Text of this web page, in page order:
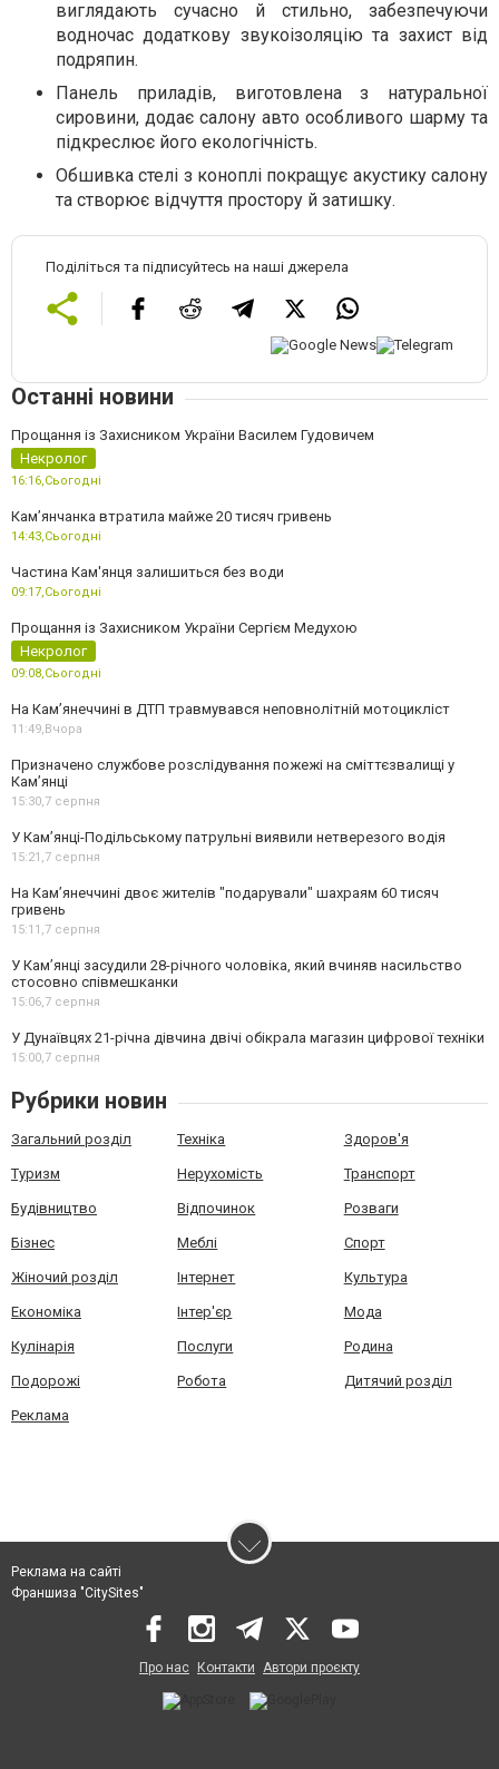
виглядають сучасно й стильно, забезпечуючи
водночас додаткову звукоізоляцію та захист від
подряпин.
Панель приладів, виготовлена з натуральної
сировини, додає салону авто особливого шарму та
підкреслює його екологічність.
Обшивка стелі з коноплі покращує акустику салону
та створює відчуття простору й затишку.
Поділіться та підписуйтесь на наші джерела
Останні новини
Прощання із Захисником України Василем Гудовичем
Некролог
16:16,Сьогодні
Камʼянчанка втратила майже 20 тисяч гривень
14:43,Сьогодні
Частина Кам'янця залишиться без води
09:17,Сьогодні
Прощання із Захисником України Сергієм Медухою
Некролог
09:08,Сьогодні
На Кам’янеччині в ДТП травмувався неповнолітній мотоцикліст
11:49, Вчора
Призначено службове розслідування пожежі на сміттєзвалищі у
Кам’янці
15:30,7 серпня
У Кам’янці-Подільському патрульні виявили нетверезого водія
15:21,7 серпня
На Камʼянеччині двоє жителів "подарували" шахраям 60 тисяч
гривень
15:11,7 серпня
У Камʼянці засудили 28-річного чоловіка, який вчиняв насильство
стосовно співмешканки
15:06,7 серпня
У Дунаївцях 21-річна дівчина двічі обікрала магазин цифрової техніки
15:00,7 серпня
Рубрики новин
Загальний розділ Техніка Здоров'я
Туризм Нерухомість Транспорт
Будівництво Відпочинок Розваги
Бізнес Меблі Спорт
Жіночий розділ Інтернет Культура
Економіка Інтер'єр Мода
Кулінарія Послуги Родина
Подорожі Робота Дитячий розділ
Реклама
Реклама на сайті
Франшиза "CitySites"
Про нас Контакти Автори проєкту